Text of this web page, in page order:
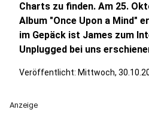
Charts zu finden. Am 25.
Album "Once Upon a Mind"
im Gepäck ist James zum
Unplugged bei uns
Veröffentlicht: Mittwoch,
Anzeige